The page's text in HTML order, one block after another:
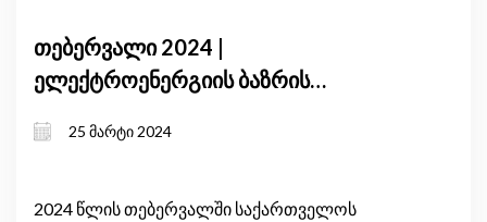
თებერვალი 2024 |
ელექტროენერგიის ბაზრის
25 მარტი 2024
2024 წლის თებერვალში საქართველოს